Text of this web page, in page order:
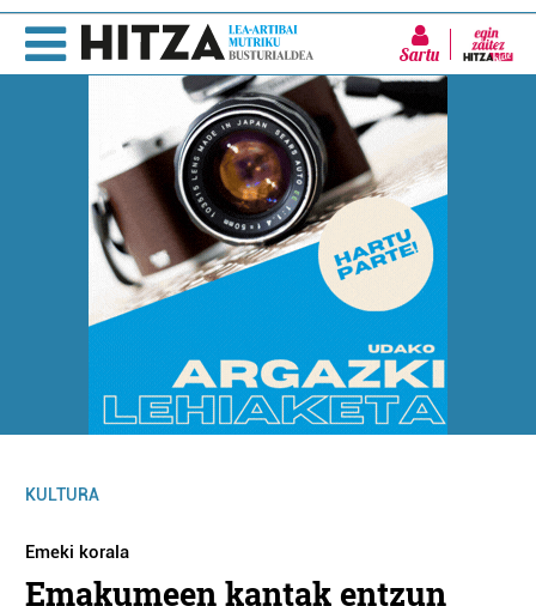
Sartu
KULTURA
Emeki korala
Emakumeen kantak entzun